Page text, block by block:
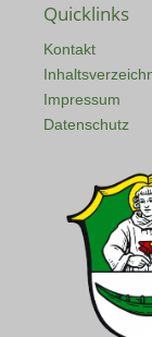
Quicklinks
Kontakt
Impressum
Datenschutz